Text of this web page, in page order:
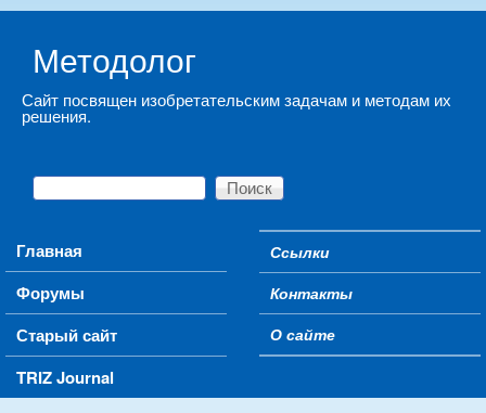
Методолог
Сайт посвящен изобретательским задачам и методам их
решения.
Форма поиска
Поиск
Main menu
Главная
Форумы
Старый сайт
TRIZ Journal
Secondary menu
Ссылки
Контакты
О сайте